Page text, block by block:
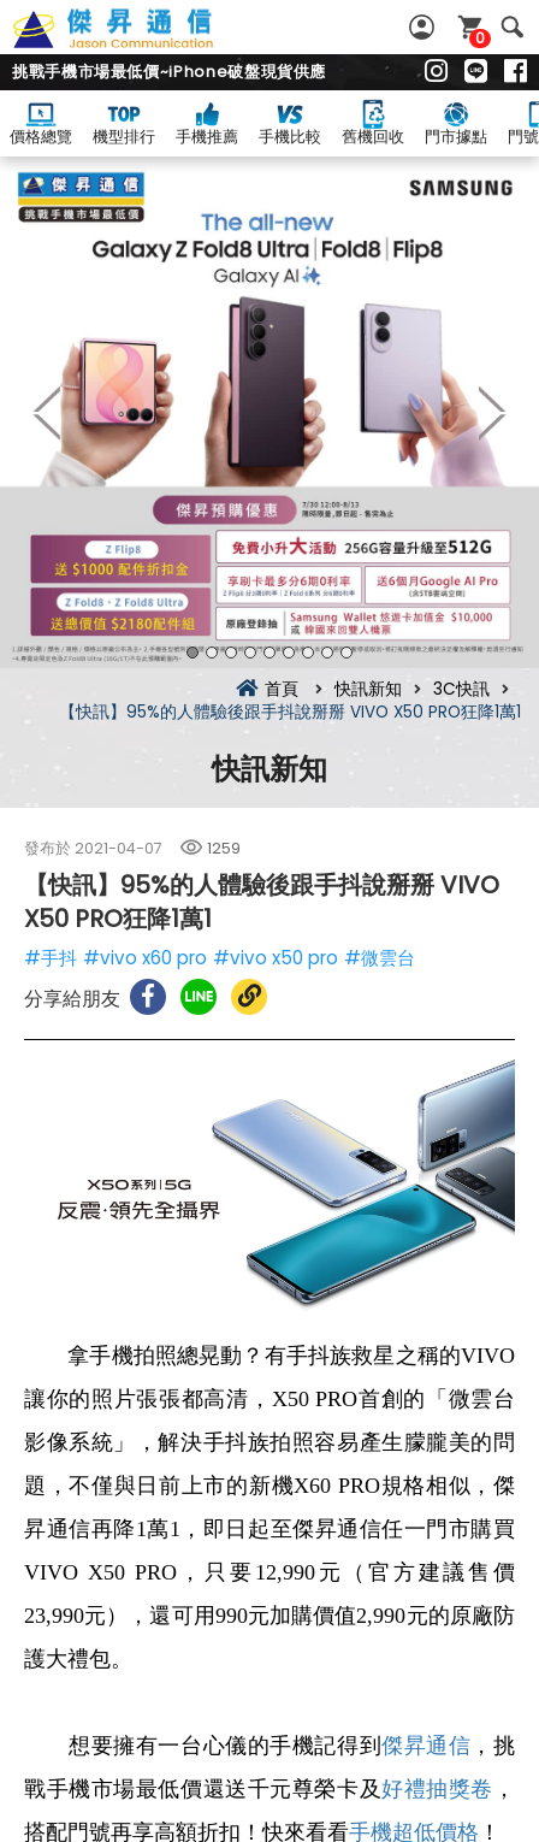
0
挑戰手機市場最低價~iPhone破盤現貨供應
價格總覽 機型排行 手機推薦 手機比較 舊機回收 門市據點 門
首頁 快訊新知
3C快訊
【快訊】95%的人體驗後跟手抖說掰掰 VIVO X50 PRO狂降1萬1
快訊新知
發布於 2021-04-07 1259
【快訊】95%的人體驗後跟手抖說掰掰 VIVO
X50 PRO狂降1萬1
#手抖 #vivo x60 pro #vivo x50 pro #微雲台
分享給朋友
拿手機拍照總晃動？有手抖族救星之稱的VIVO
讓你的照片張張都高清，X50 PRO首創的「微雲台
影像系統」，解決手抖族拍照容易產生朦朧美的問
題，不僅與日前上市的新機X60 PRO規格相似，傑
昇通信再降1萬1，即日起至傑昇通信任一門市購買
VIVO X50 PRO，只要12,990元（官方建議售價
23,990元），還可用990元加購價值2,990元的原廠防
護大禮包。
想要擁有一台心儀的手機記得到傑昇通信 ，挑
戰手機市場最低價還送千元尊榮卡及好禮抽獎卷 ，
搭配門號再享高額折扣！快來看看手機超低價格 ！